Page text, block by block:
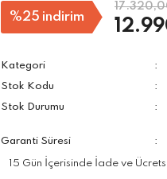
%25 indirim
Kategori
Stok Kodu
Stok Durumu
Garanti Süresi
15 Gün İçerisinde İade ve